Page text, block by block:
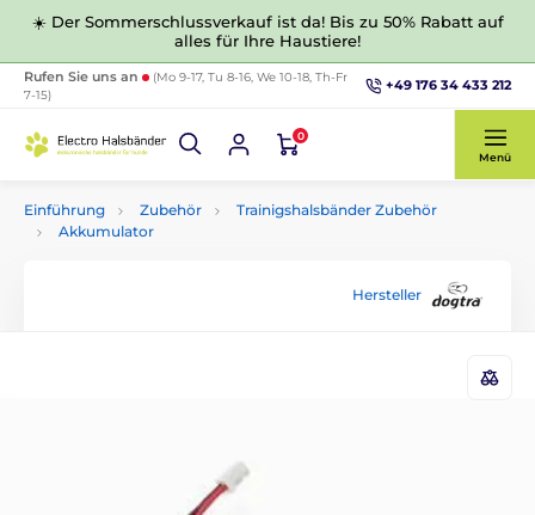
☀️ Der Sommerschlussverkauf ist da! Bis zu 50% Rabatt auf
alles für Ihre Haustiere!
Rufen Sie uns an
(Mo 9-17, Tu 8-16, We 10-18, Th-Fr
7-15)
+49 176 34 433 212
0
Menü
Einführung Zubehör
Trainigshalsbänder Zubehör
Akkumulator
Hersteller